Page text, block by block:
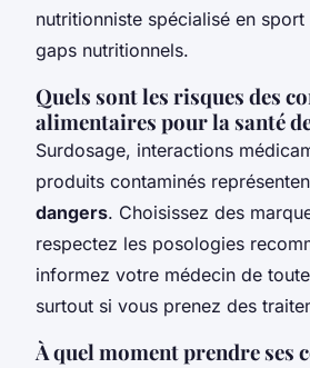
nutritionniste spécialisé en
gaps nutritionnels.
Quels sont les risques des
alimentaires pour la santé
Surdosage, interactions
produits contaminés
dangers. Choisissez des
respectez les posologies
informez votre médecin de
surtout si vous prenez des
À quel moment prendre ses